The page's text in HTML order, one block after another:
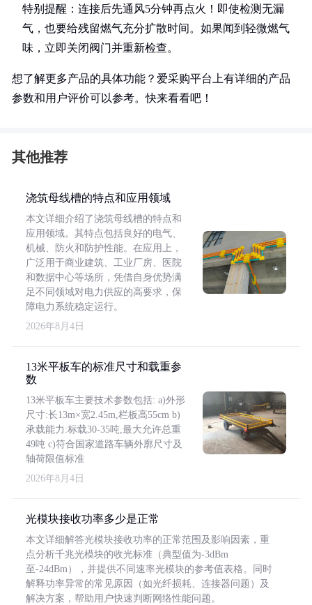
特别提醒：连接后先通风5分钟再点火！即使检测无漏
气，也要给残留燃气充分扩散时间。如果闻到轻微燃气
味，立即关闭阀门并重新检查。
想了解更多产品的具体功能？爱采购平台上有详细的产品
参数和用户评价可以参考。快来看看吧！
其他推荐
浇筑母线槽的特点和应用领域
本文详细介绍了浇筑母线槽的特点和
应用领域。其特点包括良好的电气、
机械、防火和防护性能。在应用上，
广泛用于商业建筑、工业厂房、医院
和数据中心等场所，凭借自身优势满
足不同领域对电力供应的高要求，保
障电力系统稳定运行。
2026年8月4日
13米平板车的标准尺寸和载重参
数
13米平板车主要技术参数包括: a)外形
尺寸:长13m×宽2.45m,栏板高55cm b)
承载能力:标载30-35吨,最大允许总重
49吨 c)符合国家道路车辆外廓尺寸及
轴荷限值标准
2026年8月4日
光模块接收功率多少是正常
本文详细解答光模块接收功率的正常范围及影响因素，重
点分析千兆光模块的收光标准（典型值为-3dBm
至-24dBm），并提供不同速率光模块的参考值表格。同时
解释功率异常的常见原因（如光纤损耗、连接器问题）及
解决方案，帮助用户快速判断网络性能问题。